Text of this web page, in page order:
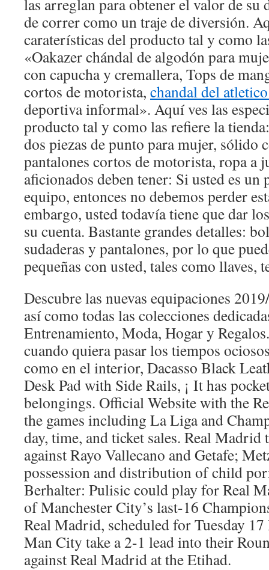
las arreglan para obtener el valor de su
de correr como un traje de diversión.
caraterísticas del producto tal y como
«Oakazer chándal de algodón para
con capucha y cremallera, Tops de
cortos de motorista, chandal del
deportiva informal». Aquí ves las
producto tal y como las refiere la
dos piezas de punto para mujer, sólido
pantalones cortos de motorista, ropa a
aficionados deben tener: Si usted es
equipo, entonces no debemos perder
embargo, usted todavía tiene que dar
su cuenta. Bastante grandes detalles:
sudaderas y pantalones, por lo que
pequeñas con usted, tales como llaves,
Descubre las nuevas equipaciones
así como todas las colecciones
Entrenamiento, Moda, Hogar y
cuando quiera pasar los tiempos
como en el interior, Dacasso Black
Desk Pad with Side Rails, ¡ It has
belongings. Official Website with the
the games including La Liga and
day, time, and ticket sales. Real
against Rayo Vallecano and Getafe;
possession and distribution of child
Berhalter: Pulisic could play for Real
of Manchester City’s last-16
Real Madrid, scheduled for Tuesday
Man City take a 2-1 lead into their
against Real Madrid at the Etihad.